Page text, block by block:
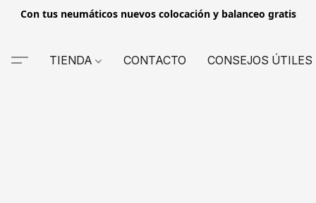
Con tus neumáticos nuevos colocación y balanceo gratis
TIENDA CONTACTO CONSEJOS ÚTILES